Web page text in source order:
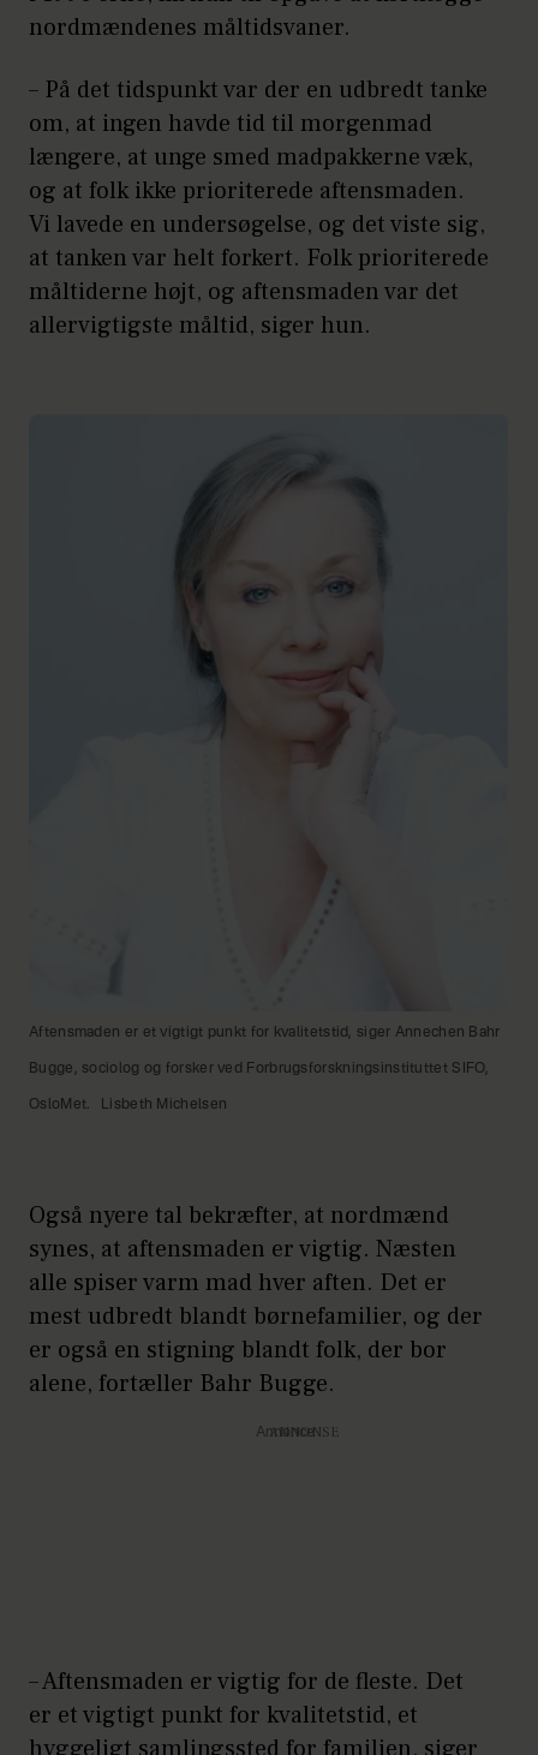
nordmændenes måltidsvaner.
– På det tidspunkt var der en udbredt tanke
om, at ingen havde tid til morgenmad
længere, at unge smed madpakkerne væk,
og at folk ikke prioriterede aftensmaden.
Vi lavede en undersøgelse, og det viste sig,
at tanken var helt forkert. Folk prioriterede
måltiderne højt, og aftensmaden var det
allervigtigste måltid, siger hun.
Aftensmaden er et vigtigt punkt for kvalitetstid, siger Annechen Bahr
Bugge, sociolog og forsker ved Forbrugsforskningsinstituttet SIFO,
OsloMet. Lisbeth Michelsen
Også nyere tal bekræfter, at nordmænd
synes, at aftensmaden er vigtig. Næsten
alle spiser varm mad hver aften. Det er
mest udbredt blandt børnefamilier, og der
er også en stigning blandt folk, der bor
alene, fortæller Bahr Bugge.
Annonce
– Aftensmaden er vigtig for de fleste. Det
er et vigtigt punkt for kvalitetstid, et
hyggeligt samlingssted for familien, siger